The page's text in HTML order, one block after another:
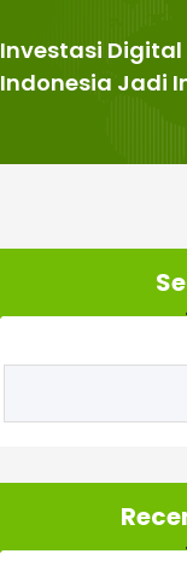
Investasi
Indonesia Jadi